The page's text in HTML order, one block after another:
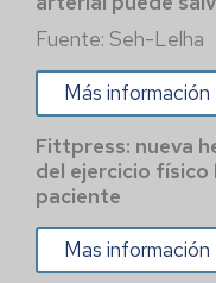
Fuente: Seh-Lelha
Más información
Fittpress: nueva
del ejercicio físico
paciente
Mas información